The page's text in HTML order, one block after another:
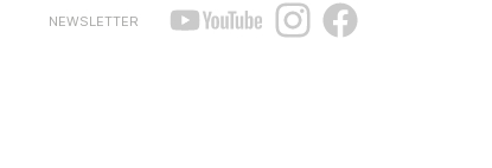
NEWSLETTER